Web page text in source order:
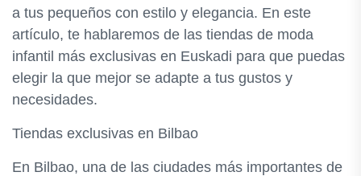
a tus pequeños con estilo y elegancia. En este
artículo, te hablaremos de las tiendas de moda
infantil más exclusivas en Euskadi para que puedas
elegir la que mejor se adapte a tus gustos y
necesidades.
Tiendas exclusivas en Bilbao
En Bilbao, una de las ciudades más importantes de